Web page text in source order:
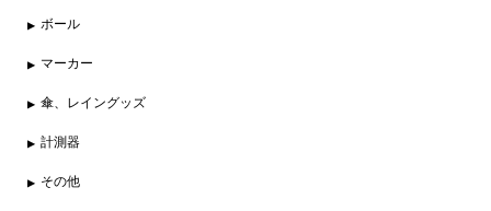
ボール
マーカー
傘、レイングッズ
計測器
その他